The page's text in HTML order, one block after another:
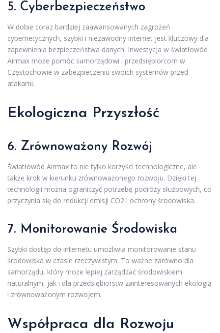
5. Cyberbezpieczeństwo
W dobie coraz bardziej zaawansowanych zagrożeń
cybernetycznych, szybki i niezawodny internet jest kluczowy dla
zapewnienia bezpieczeństwa danych. Inwestycja w światłowód
Airmax może pomóc samorządowi i przedsiębiorcom w
Częstochowie w zabezpieczeniu swoich systemów przed
atakami.
Ekologiczna Przyszłość
6. Zrównoważony Rozwój
Światłowód Airmax to nie tylko korzyści technologiczne, ale
także krok w kierunku zrównoważonego rozwoju. Dzięki tej
technologii można ograniczyć potrzebę podróży służbowych, co
przyczynia się do redukcji emisji CO2 i ochrony środowiska.
7. Monitorowanie Środowiska
Szybki dostęp do internetu umożliwia monitorowanie stanu
środowiska w czasie rzeczywistym. To ważne zarówno dla
samorządu, który może lepiej zarządzać środowiskiem
naturalnym, jak i dla przedsiębiorstw zainteresowanych ekologią
i zrównoważonym rozwojem.
Współpraca dla Rozwoju